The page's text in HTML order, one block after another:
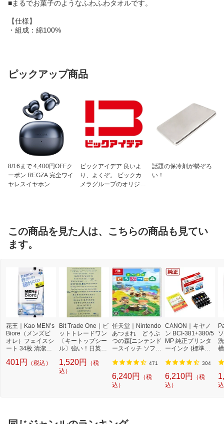
■まるでお菓子のようなふわふわタオルです。
【仕様】
・組成：綿100%
ピックアップ商品
8/16まで 4,400円OFFク
ーポン REGZA 完全ワイ
ヤレスイヤホン
ビックアイデア 良いよ
り、よくぞ。 ビックカ
メラグループのオリジナ
話題の保冷剤が勢ぞろ
い！
この商品を見た人は、こちらの商品も見てい
ます。
花王｜Kao MEN’s
Biore（メンズビ
オレ）フェイスシ
ート 34枚 清潔感
り
401円 （税込）
Bit Trade One｜ビ
ットトレードワン
〔キートップシー
ル〕強い！日英対
プシールセット ブ
ルー DYKTSBL
1,520円
（税
込）
任天堂｜Nintendo
あつまれ どうぶ
つの森[ニンテンド
ースイッチ ソフ
471
6,240円
（税
込）
CANON｜キヤノ
ン BCI-381+380/5
MP 純正プリンタ
ーインク (標準容
3813805MP] 304
6,210円
（税
込）